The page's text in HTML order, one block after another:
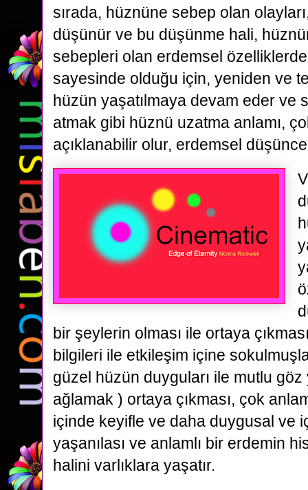
sırada, hüznüne sebep olan
düşünür ve bu düşünme hali,
sebepleri olan erdemsel
sayesinde olduğu için, yeniden ve
hüzün yaşatılmaya devam eder ve
atmak gibi hüznü uzatma anlamı,
açıklanabilir olur, erdemsel
bir şeylerin olması ile ortaya
bilgileri ile etkileşim içine
güzel hüzün duyguları ile mutlu göz
ağlamak ) ortaya çıkması, çok
içinde keyifle ve daha duygusal ve
yaşanılası ve anlamlı bir erdemin
halini varlıklara yaşatır.